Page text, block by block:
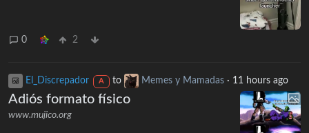
0 2
El_Discrepador A to Memes y Mamadas · 11 hours ago
Adiós formato físico
www.mujico.org